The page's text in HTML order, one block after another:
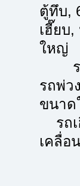
ตู้ทึบ,
เฮี๊ยบ
ใหญ่
รถพ่
รถพ่ว
ขนาด
รถเ
เคลื่อ